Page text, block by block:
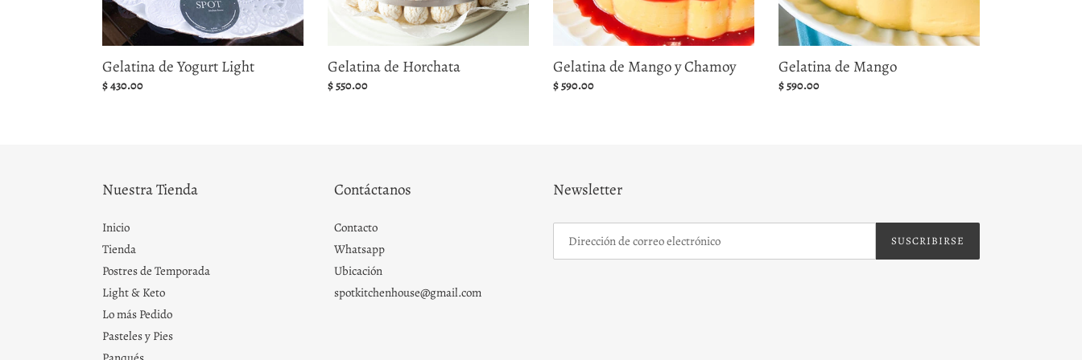
Gelatina de Yogurt Light
Precio
$ 430.00
Gelatina de Horchata
Precio
$ 550.00
Gelatina de Mango y Chamoy
Precio
$ 590.00
Gelatina de Mango
Precio
$ 590.00
Nuestra Tienda
Inicio
Tienda
Postres de Temporada
Light & Keto
Lo más Pedido
Pasteles y Pies
Contáctanos
Contacto
Whatsapp
Ubicación
spotkitchenhouse@gmail.com
Newsletter
SUSCRIBIRSE